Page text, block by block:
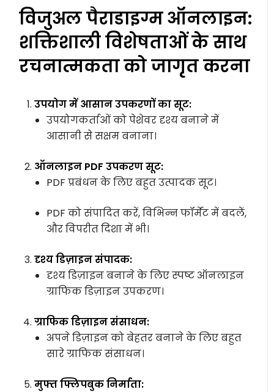
विजुअल पैराडाइग्म ऑनलाइन:
शक्तिशाली विशेषताओं के साथ
रचनात्मकता को जागृत करना
उपयोग में आसान उपकरणों का सूट:
उपयोगकर्ताओं को पेशेवर दृश्य बनाने में
आसानी से सक्षम बनाना।
ऑनलाइन PDF उपकरण सूट:
PDF प्रबंधन के लिए बहुत उत्पादक सूट।
PDF को संपादित करें, विभिन्न फॉर्मेट में बदलें,
और विपरीत दिशा में भी।
दृश्य डिज़ाइन संपादक:
दृश्य डिज़ाइन बनाने के लिए स्पष्ट ऑनलाइन
ग्राफिक डिज़ाइन उपकरण।
ग्राफिक डिज़ाइन संसाधन:
अपने डिज़ाइन को बेहतर बनाने के लिए बहुत
सारे ग्राफिक संसाधन।
मुफ्त फ्लिपबुक निर्माता: